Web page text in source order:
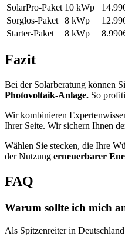
SolarPro-Paket 10 kWp
Sorglos-Paket
8 kWp
Starter-Paket
8 kWp
Fazit
Bei der Solarberatung können
Photovoltaik-Anlage. So
Wir kombinieren
Ihrer Seite. Wir sichern Ihnen
Wählen Sie stecken, die Ihre
der Nutzung erneuerbarer
FAQ
Warum sollte ich mich
Als Spitzenreiter in